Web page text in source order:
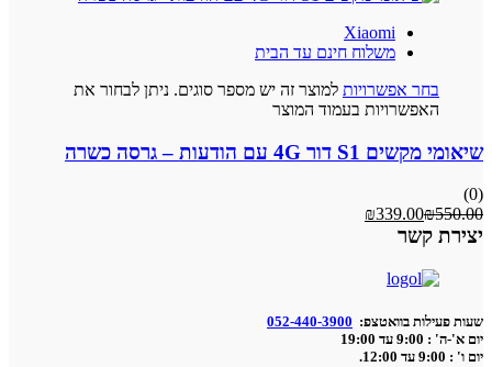
Xiaomi
משלוח חינם עד הבית
בחר אפשרויות למוצר זה יש מספר סוגים. ניתן לבחור את
האפשרויות בעמוד המוצר
שיאומי מקשים S1 דור 4G עם הודעות – גרסה כשרה
(0)
₪550.00
₪339.00
יצירת קשר
שעות פעילות בוואטצפ: 052-440-3900
יום א'-ה' : 9:00 עד 19:00
יום ו' : 9:00 עד 12:00.